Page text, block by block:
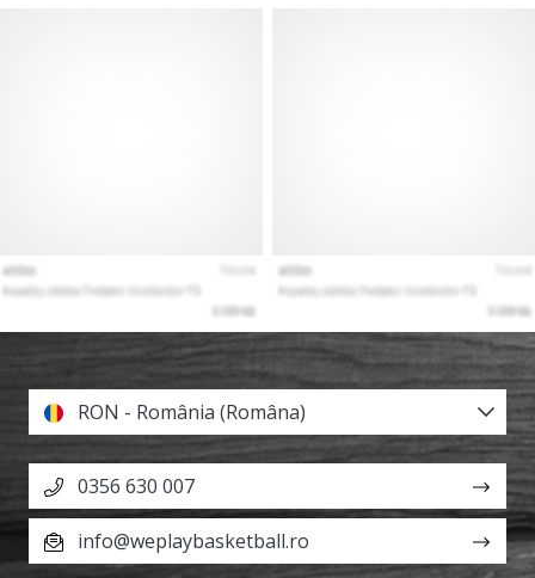
RON - România (Româna)
0356 630 007
info@weplaybasketball.ro